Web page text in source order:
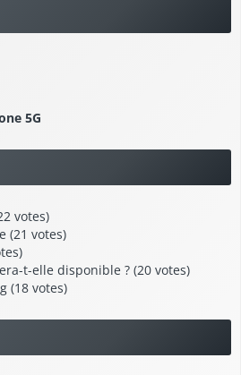
5G
votes)
(21 votes)
t-elle disponible ? (20 votes)
(18 votes)